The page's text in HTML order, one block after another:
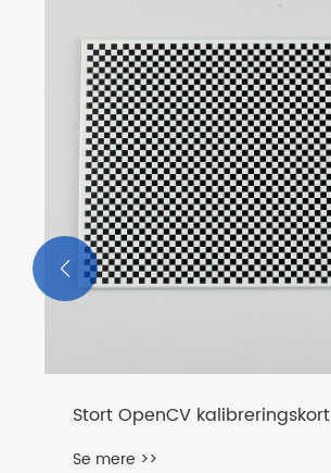
Stort OpenCV kalibreringskort
Se mere >>
